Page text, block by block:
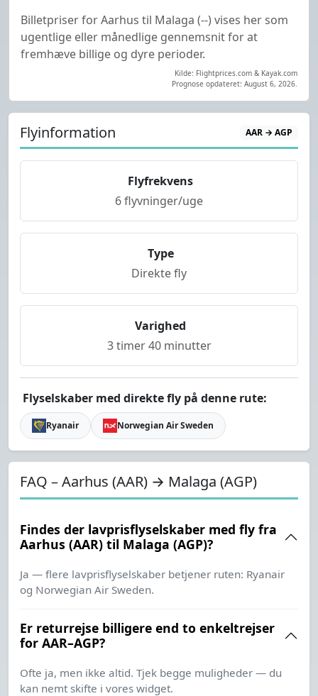
Billetpriser for Aarhus til Malaga (--) vises her som
ugentlige eller månedlige gennemsnit for at
fremhæve billige og dyre perioder.
Kilde: Flightprices.com & Kayak.com
Prognose opdateret: August 6, 2026.
Flyinformation AAR → AGP
Flyfrekvens
6 flyvninger/uge
Type
Direkte fly
Varighed
3 timer 40 minutter
Flyselskaber med direkte fly på denne rute:
Ryanair Norwegian Air Sweden
FAQ – Aarhus (AAR) → Malaga (AGP)
Findes der lavprisflyselskaber med fly fra
Aarhus (AAR) til Malaga (AGP)?
Ja — flere lavprisflyselskaber betjener ruten: Ryanair
og Norwegian Air Sweden.
Er returrejse billigere end to enkeltrejser
for AAR–AGP?
Ofte ja, men ikke altid. Tjek begge muligheder — du
kan nemt skifte i vores widget.